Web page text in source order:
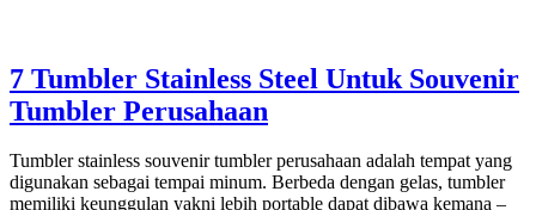
7 Tumbler Stainless Steel Untuk Souvenir
Tumbler Perusahaan
Tumbler stainless souvenir tumbler perusahaan adalah tempat yang
digunakan sebagai tempai minum. Berbeda dengan gelas, tumbler
memiliki keunggulan yakni lebih portable dapat dibawa kemana –